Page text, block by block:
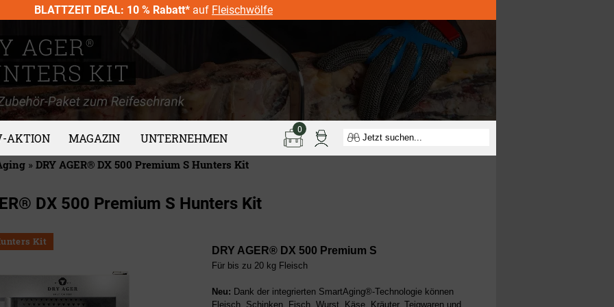
BLATTZEIT DEAL: 10 % Rabatt* auf Fleischwölfe
AKTION MAGAZIN UNTERNEHMEN
0
» DRY AGER® DX 500 Premium S Hunters Kit
DX 500 Premium S Hunters Kit
Kit
DRY AGER® DX 500 Premium S
Für bis zu 20 kg Fleisch
Neu: Dank der integrierten SmartAging®-Technologie können
Fleisch, Schinken, Fisch, Wurst, Käse, Kräuter, Teigwaren und